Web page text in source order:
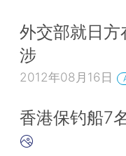
外交部就日
涉
2012年08月16日
香港保钓船7